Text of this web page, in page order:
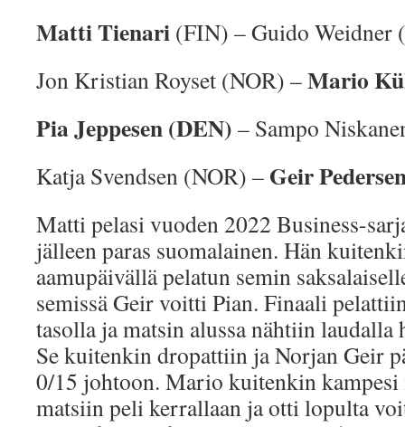
Matti Tienari (FIN) – Guido Weidner
Jon Kristian Royset (NOR) –Mario
Pia Jeppesen (DEN) – Sampo
Katja Svendsen (NOR) – Geir
Matti pelasi vuoden 2022 Business-
jälleen paras suomalainen. Hän
aamupäivällä pelatun semin
semissä Geir voitti Pian. Finaali
tasolla ja matsin alussa nähtiin
Se kuitenkin dropattiin ja Norjan Geir
0/15 johtoon. Mario kuitenkin kampesi
matsiin peli kerrallaan ja otti lopulta